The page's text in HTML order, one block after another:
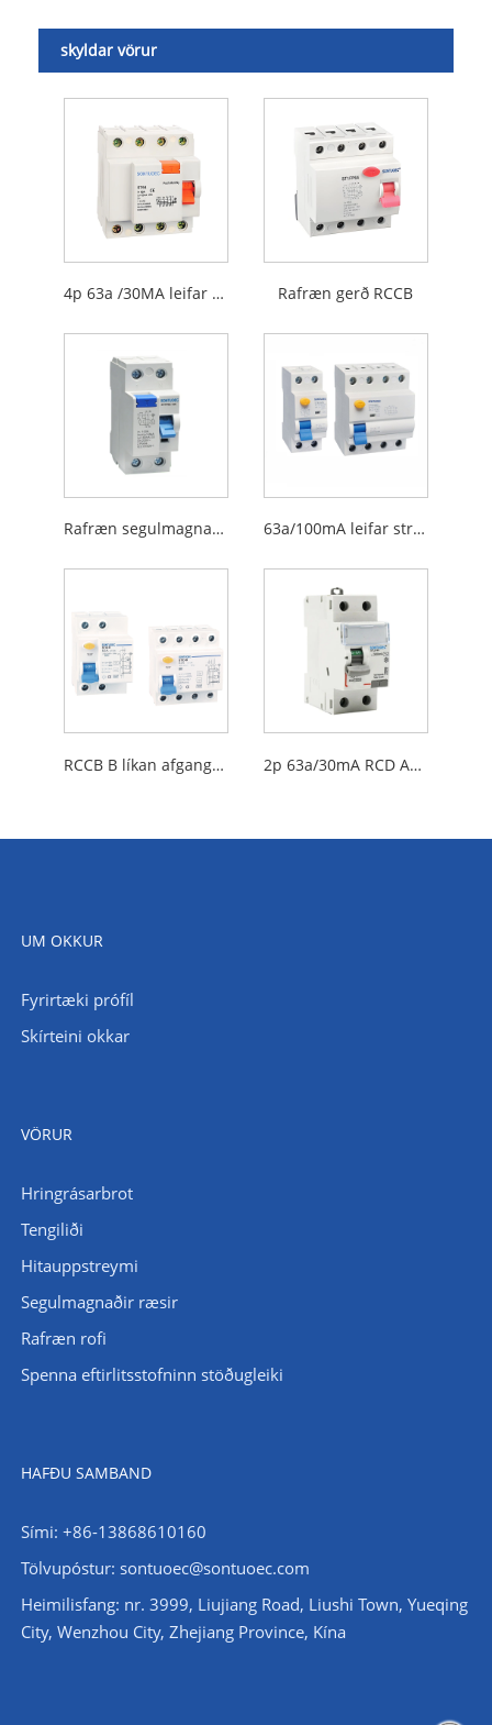
skyldar vörur
4p 63a /30MA leifar straumrás Rafræn gerð RCCB
Rafræn segulmagnaðir tegund RCCB 125A/30MA 63a/100mA leifar straumrásarbrots RCCB
RCCB B líkan afgangsstraumsrofi 2p 63a/30mA RCD AC gerð
UM OKKUR
Fyrirtæki prófíl
Skírteini okkar
VÖRUR
Hringrásarbrot
Tengiliði
Hitauppstreymi
Segulmagnaðir ræsir
Rafræn rofi
Spenna eftirlitsstofninn stöðugleiki
HAFÐU SAMBAND
Sími: +86-13868610160
Tölvupóstur: sontuoec@sontuoec.com
Heimilisfang: nr. 3999, Liujiang Road, Liushi Town, Yueqing
City, Wenzhou City, Zhejiang Province, Kína